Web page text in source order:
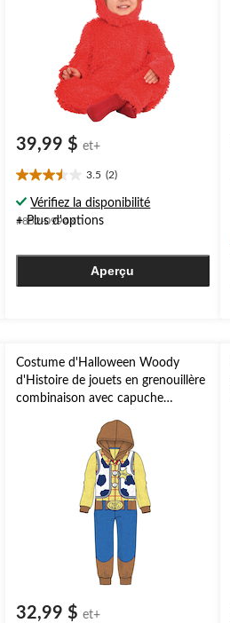
39,99 $ et+
3.5 (2)
3.5
étoile(s)
sur
Vérifiez la disponibilité
#852-0994X
+ Plus d'options
Aperçu
Costume d'Halloween Woody
d'Histoire de jouets en grenouillère
combinaison avec capuche
d'options offertes
32,99 $ et+